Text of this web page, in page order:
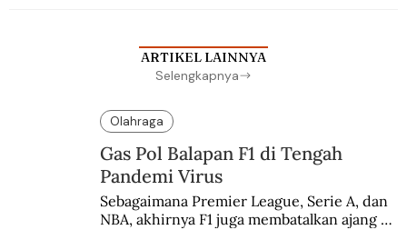
ARTIKEL LAINNYA
Selengkapnya
Olahraga
Gas Pol Balapan F1 di Tengah
Pandemi Virus
Sebagaimana Premier League, Serie A, dan
NBA, akhirnya F1 juga membatalkan ajang